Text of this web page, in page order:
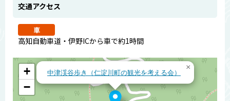
交通アクセス
車
高知自動車道・伊野ICから車で約1時間
中津渓谷歩き（仁淀川町の観光を考える会）
×
+
−